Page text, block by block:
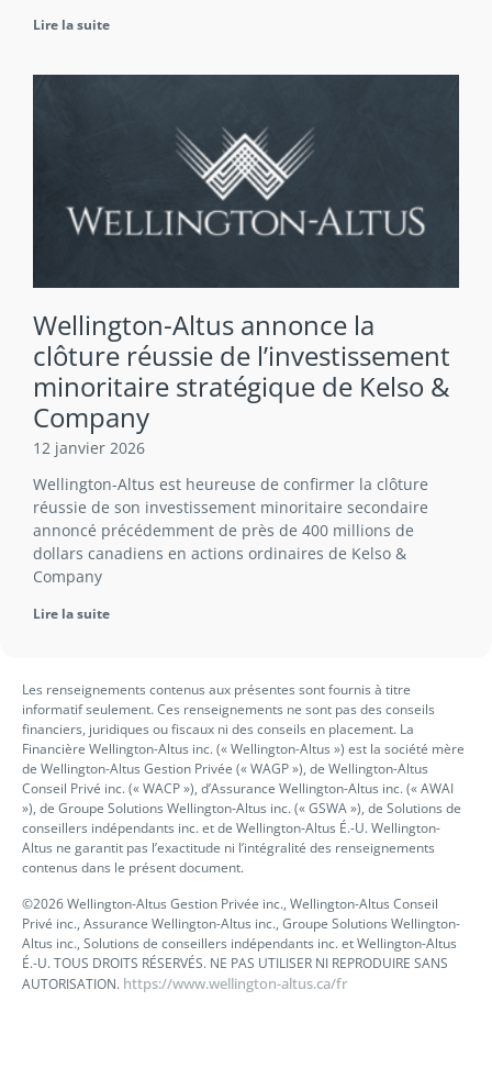
Lire la suite
Wellington-Altus annonce la
clôture réussie de l’investissement
minoritaire stratégique de Kelso &
Company
12 janvier 2026
Wellington-Altus est heureuse de confirmer la clôture
réussie de son investissement minoritaire secondaire
annoncé précédemment de près de 400 millions de
dollars canadiens en actions ordinaires de Kelso &
Company
Lire la suite
Les renseignements contenus aux présentes sont fournis à titre
informatif seulement. Ces renseignements ne sont pas des conseils
financiers, juridiques ou fiscaux ni des conseils en placement. La
Financière Wellington-Altus inc. (« Wellington-Altus ») est la société mère
de Wellington-Altus Gestion Privée (« WAGP »), de Wellington-Altus
Conseil Privé inc. (« WACP »), d’Assurance Wellington-Altus inc. (« AWAI
»), de Groupe Solutions Wellington-Altus inc. (« GSWA »), de Solutions de
conseillers indépendants inc. et de Wellington-Altus É.-U. Wellington-
Altus ne garantit pas l’exactitude ni l’intégralité des renseignements
contenus dans le présent document.
©2026 Wellington-Altus Gestion Privée inc., Wellington-Altus Conseil
Privé inc., Assurance Wellington-Altus inc., Groupe Solutions Wellington-
Altus inc., Solutions de conseillers indépendants inc. et Wellington-Altus
É.-U. TOUS DROITS RÉSERVÉS. NE PAS UTILISER NI REPRODUIRE SANS
AUTORISATION. https://www.wellington-altus.ca/fr